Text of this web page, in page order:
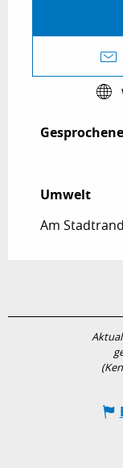
Umwelt
Umwelt
Am Stadtrand